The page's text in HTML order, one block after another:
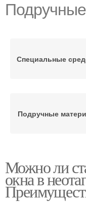
Специальные
Подручные
Можно ли
окна в